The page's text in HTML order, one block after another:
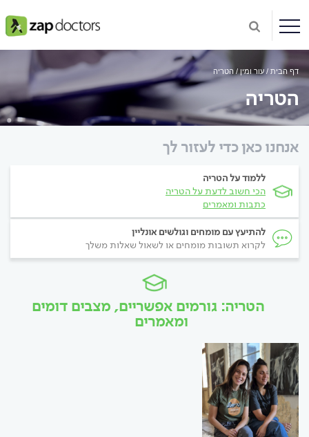
דף הבית עור ומין הטריה
הטריה
אנחנו כאן כדי לעזור לך
ללמוד על הטריה
הכי חשוב לדעת על הטריה
כתבות ומאמרים
להתיעץ עם מומחים וגולשים אונליין
לקרוא תשובות מומחים או לשאול שאלות משלך
הטריה: גורמים אפשריים, מצבים דומים
ומאמרים